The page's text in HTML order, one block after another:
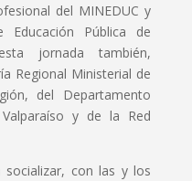
del MINEDUC y
Pública de
jornada también,
Regional Ministerial de
del Departamento
y de la Red
con las y los